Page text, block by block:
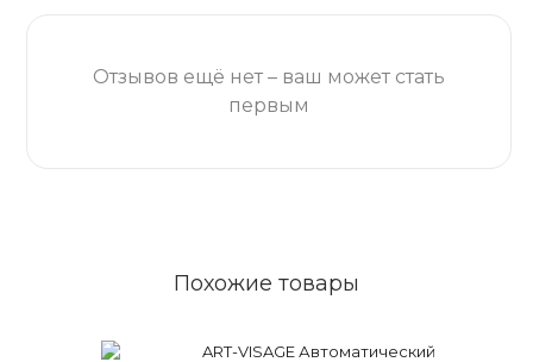
Отзывов ещё нет – ваш может стать
первым
Похожие товары
ART-VISAGE Автоматический